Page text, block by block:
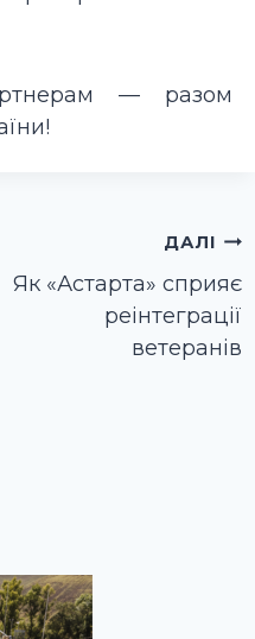
— разом
ДАЛІ
Як «Астарта» сприяє
реінтеграції
ветеранів